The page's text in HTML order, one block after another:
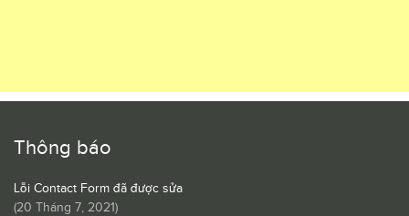
Thông báo
Lỗi Contact Form đã được sửa
(20 Tháng 7, 2021)